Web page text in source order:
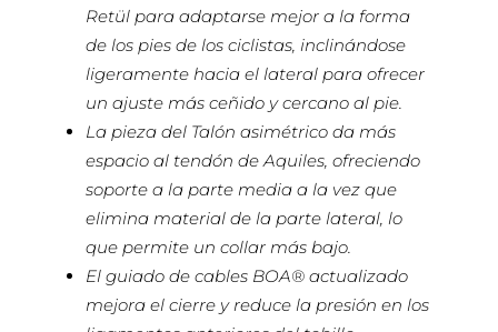
Retül para adaptarse mejor a la forma
de los pies de los ciclistas, inclinándose
ligeramente hacia el lateral para ofrecer
un ajuste más ceñido y cercano al pie.
La pieza del Talón asimétrico da más
espacio al tendón de Aquiles, ofreciendo
soporte a la parte media a la vez que
elimina material de la parte lateral, lo
que permite un collar más bajo.
El guiado de cables BOA® actualizado
mejora el cierre y reduce la presión en los